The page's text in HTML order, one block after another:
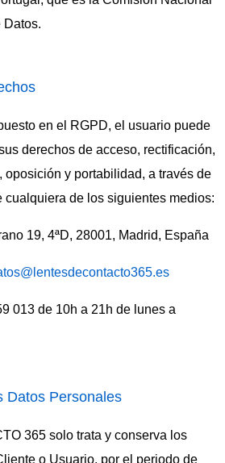
Datos.
en el RGPD, el usuario puede
derechos de acceso, rectificación,
y portabilidad, a través de
cualquiera de los siguientes medios:
19, 4ªD, 28001, Madrid, España
013 de 10h a 21h de lunes a
Datos Personales
365 solo trata y conserva los
o Usuario, por el periodo de